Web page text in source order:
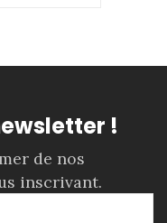
!
de nos
inscrivant.